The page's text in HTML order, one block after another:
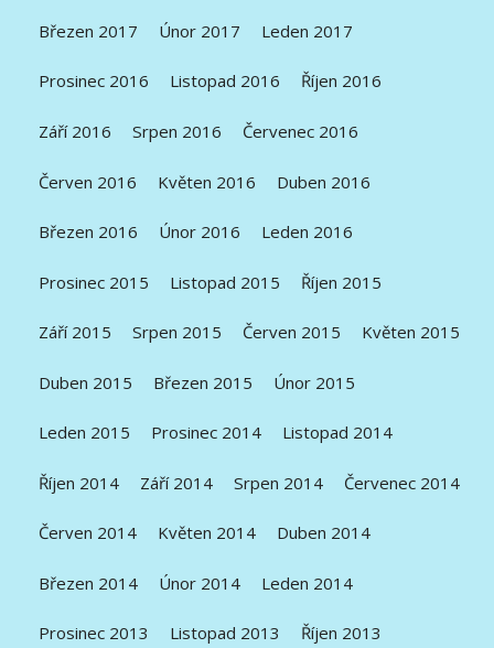
Březen 2017 Únor 2017 Leden 2017
Prosinec 2016 Listopad 2016 Říjen 2016
Září 2016 Srpen 2016 Červenec 2016
Červen 2016 Květen 2016 Duben 2016
Březen 2016 Únor 2016 Leden 2016
Prosinec 2015 Listopad 2015 Říjen 2015
Září 2015 Srpen 2015 Červen 2015 Květen 2015
Duben 2015 Březen 2015 Únor 2015
Leden 2015 Prosinec 2014 Listopad 2014
Říjen 2014 Září 2014 Srpen 2014 Červenec 2014
Červen 2014 Květen 2014 Duben 2014
Březen 2014 Únor 2014 Leden 2014
Prosinec 2013 Listopad 2013 Říjen 2013